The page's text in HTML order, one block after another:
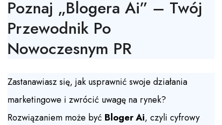
Poznaj „Blogera Ai” – Twój
Przewodnik Po
Nowoczesnym PR
Zastanawiasz się, jak usprawnić swoje działania
marketingowe i zwrócić uwagę na rynek?
Rozwiązaniem może być Bloger Ai, czyli cyfrowy